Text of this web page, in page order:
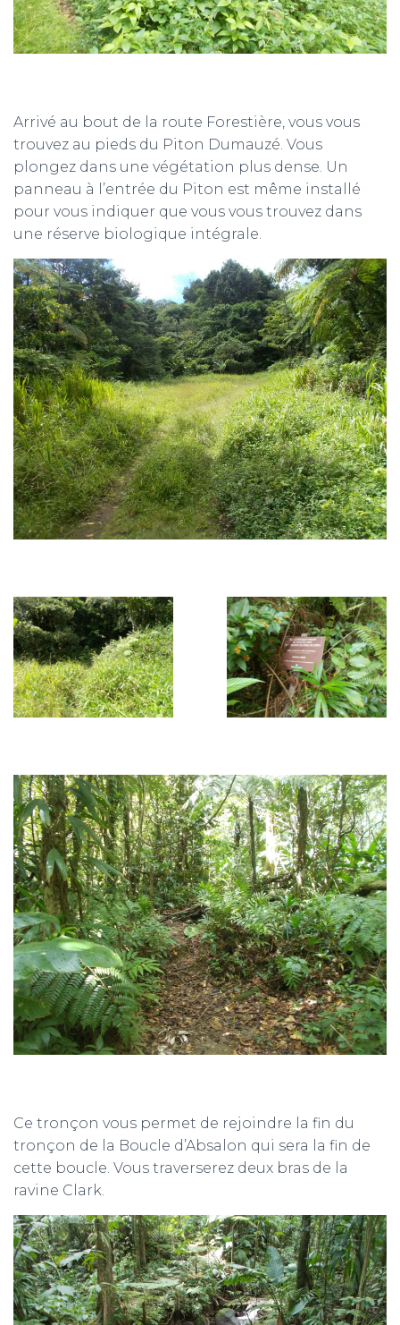
Arrivé au bout de la route Forestière, vous vous
trouvez au pieds du Piton Dumauzé. Vous
plongez dans une végétation plus dense. Un
panneau à l’entrée du Piton est même installé
pour vous indiquer que vous vous trouvez dans
une réserve biologique intégrale.
Ce tronçon vous permet de rejoindre la fin du
tronçon de la Boucle d’Absalon qui sera la fin de
cette boucle. Vous traverserez deux bras de la
ravine Clark.